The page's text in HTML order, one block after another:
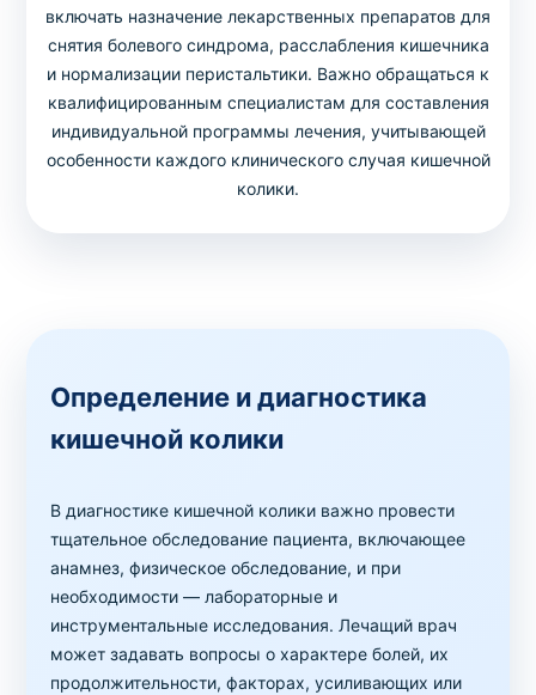
включать назначение лекарственных препаратов для
снятия болевого синдрома, расслабления кишечника
и нормализации перистальтики. Важно обращаться к
квалифицированным специалистам для составления
индивидуальной программы лечения, учитывающей
особенности каждого клинического случая кишечной
колики.
Определение и диагностика
кишечной колики
В диагностике кишечной колики важно провести
тщательное обследование пациента, включающее
анамнез, физическое обследование, и при
необходимости — лабораторные и
инструментальные исследования. Лечащий врач
может задавать вопросы о характере болей, их
продолжительности, факторах, усиливающих или